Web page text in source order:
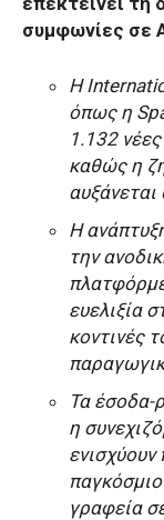
συμφωνίες σε
Η
όπως η
1.132
καθώς η
Η
την
ευελιξία
κοντινές
Τα έσοδα-
η
γραφεία